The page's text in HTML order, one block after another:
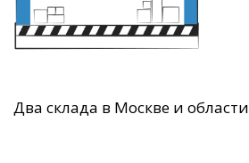
Два склада в Москве и области